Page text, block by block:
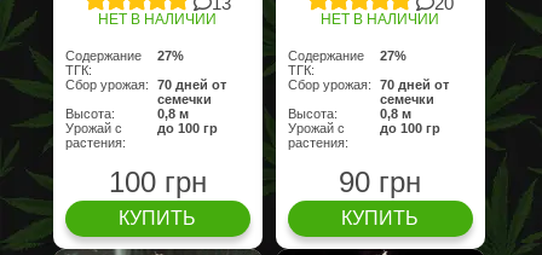
НЕТ В НАЛИЧИИ
Содержание
ТГК:
27%
Сбор урожая:
70 дней от
семечки
Высота:
0,8 м
Урожай с
растения:
до 100 гр
100 грн
КУПИТЬ
НЕТ В НАЛИЧИИ
Содержание
ТГК:
27%
Сбор урожая:
70 дней от
семечки
Высота:
0,8 м
Урожай с
растения:
до 100 гр
90 грн
КУПИТЬ